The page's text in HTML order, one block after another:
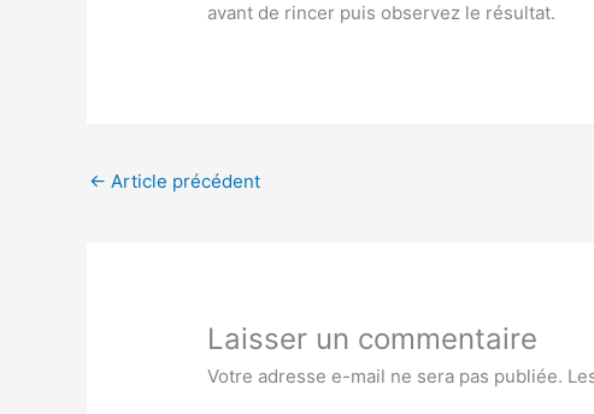
avant de rincer puis observez le résultat.
← Article précédent
Laisser un commentaire
Votre adresse e-mail ne sera pas publiée.